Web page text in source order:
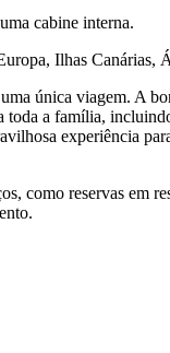
cabine interna.
Ilhas Canárias,
única viagem. A
a família,
experiência
como reservas em